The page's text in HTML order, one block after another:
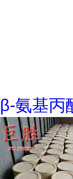
β-氨基丙